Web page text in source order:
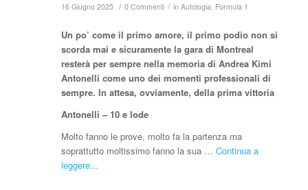
16 Giugno 2025 / 0 Commenti / in Autologia, Formula 1
Un po’ come il primo amore, il primo podio non si
scorda mai e sicuramente la gara di Montreal
resterà per sempre nella memoria di Andrea Kimi
Antonelli come uno dei momenti professionali di
sempre. In attesa, ovviamente, della prima vittoria
Antonelli – 10 e lode
Molto fanno le prove, molto fa la partenza ma
soprattutto moltissimo fanno la sua … Continua a
leggere...